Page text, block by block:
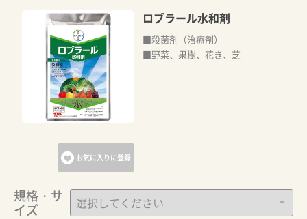
お気に入りに登録
ロブラール水和剤
■殺菌剤（治療剤）
■野菜、果樹、花き、芝
規格・サ
イズ